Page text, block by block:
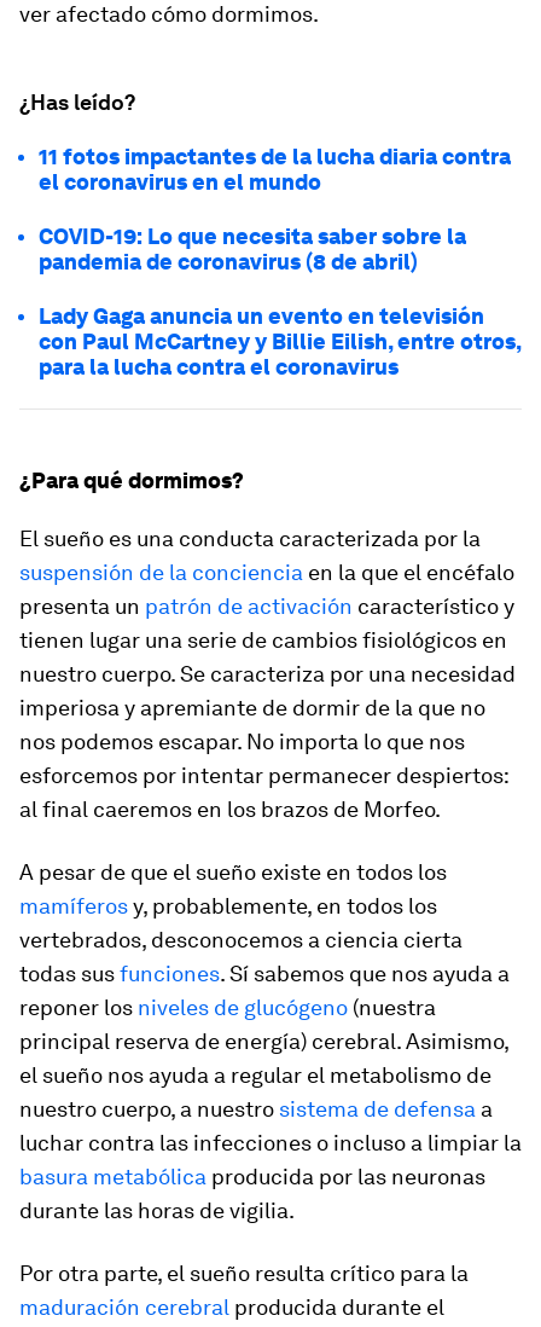
ver afectado cómo dormimos.
¿Has leído?
11 fotos impactantes de la lucha diaria contra
el coronavirus en el mundo
COVID-19: Lo que necesita saber sobre la
pandemia de coronavirus (8 de abril)
Lady Gaga anuncia un evento en televisión
con Paul McCartney y Billie Eilish, entre otros,
para la lucha contra el coronavirus
¿Para qué dormimos?
El sueño es una conducta caracterizada por la
suspensión de la conciencia en la que el encéfalo
presenta un patrón de activación característico y
tienen lugar una serie de cambios fisiológicos en
nuestro cuerpo. Se caracteriza por una necesidad
imperiosa y apremiante de dormir de la que no
nos podemos escapar. No importa lo que nos
esforcemos por intentar permanecer despiertos:
al final caeremos en los brazos de Morfeo.
A pesar de que el sueño existe en todos los
mamíferosy, probablemente, en todos los
vertebrados, desconocemos a ciencia cierta
todas susfunciones. Sí sabemos que nos ayuda a
reponer los niveles de glucógeno (nuestra
principal reserva de energía) cerebral. Asimismo,
el sueño nos ayuda a regular el metabolismo de
nuestro cuerpo, a nuestro sistema de defensa a
luchar contra las infecciones o incluso a limpiar la
basura metabólica producida por las neuronas
durante las horas de vigilia.
Por otra parte, el sueño resulta crítico para la
maduración cerebral producida durante el